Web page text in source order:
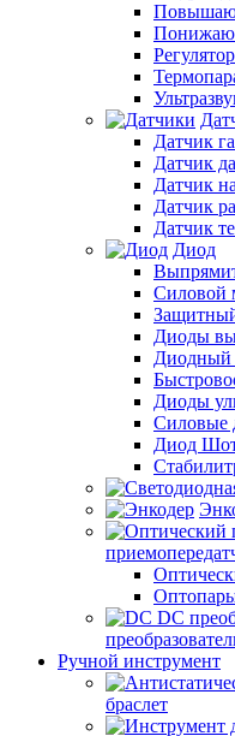
Датчик
Датчик
Датчик
Датчик
Датчик
Диод
Силовой
Диоды
Диодный
Диоды
Силовые
Диод
Ручной инструмент
браслет